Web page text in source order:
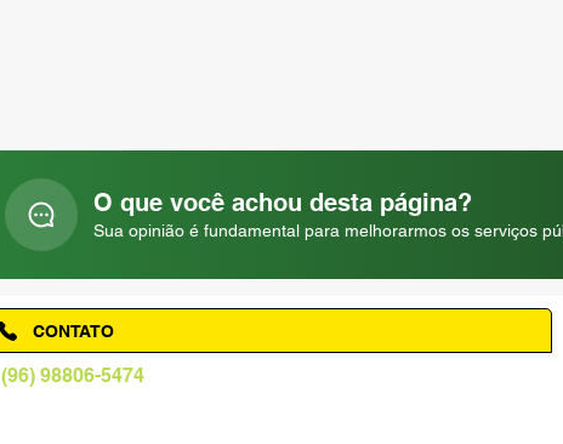
O que você achou desta página?
Sua opinião é fundamental para melhorarmos os serviços
(96) 98806-5474
CONTATO